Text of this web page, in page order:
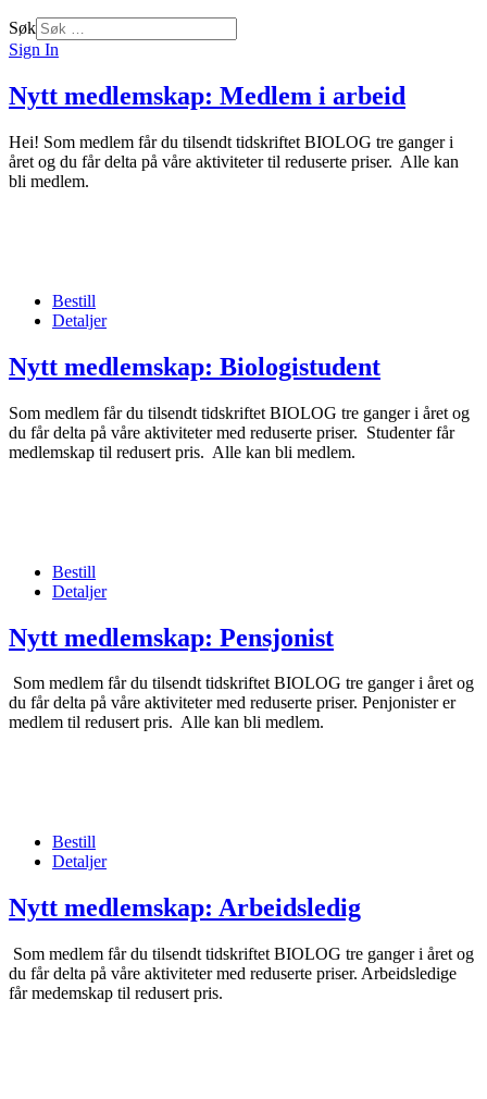
Søk
Sign In
Nytt medlemskap: Medlem i arbeid
Hei! Som medlem får du tilsendt tidskriftet BIOLOG tre ganger i
året og du får delta på våre aktiviteter til reduserte priser. Alle kan
bli medlem.
Bestill
Detaljer
Nytt medlemskap: Biologistudent
Som medlem får du tilsendt tidskriftet BIOLOG tre ganger i året og
du får delta på våre aktiviteter med reduserte priser. Studenter får
medlemskap til redusert pris. Alle kan bli medlem.
Bestill
Detaljer
Nytt medlemskap: Pensjonist
Som medlem får du tilsendt tidskriftet BIOLOG tre ganger i året og
du får delta på våre aktiviteter med reduserte priser. Penjonister er
medlem til redusert pris. Alle kan bli medlem.
Bestill
Detaljer
Nytt medlemskap: Arbeidsledig
Som medlem får du tilsendt tidskriftet BIOLOG tre ganger i året og
du får delta på våre aktiviteter med reduserte priser. Arbeidsledige
får medemskap til redusert pris.